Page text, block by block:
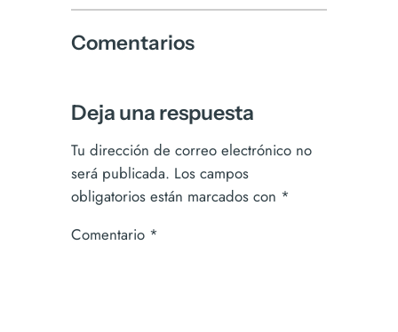
Comentarios
Deja una respuesta
Tu dirección de correo electrónico no
será publicada. Los campos
obligatorios están marcados con *
Comentario *